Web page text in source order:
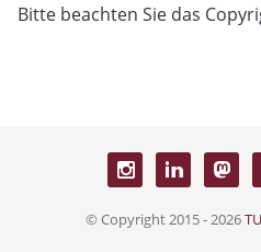
Bitte beachten Sie das
© Copyright 2015 - 2026